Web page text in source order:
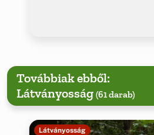
Továbbiak ebből:
Látványosság (61 darab)
Látványosság